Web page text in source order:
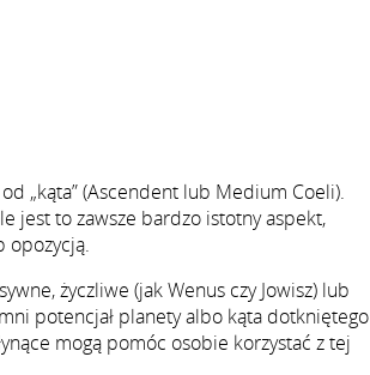
„kąta” (Ascendent lub Medium Coeli).
jest to zawsze bardzo istotny aspekt,
opozycją.
życzliwe (jak Wenus czy Jowisz) lub
potencjał planety albo kąta dotkniętego
mogą pomóc osobie korzystać z tej